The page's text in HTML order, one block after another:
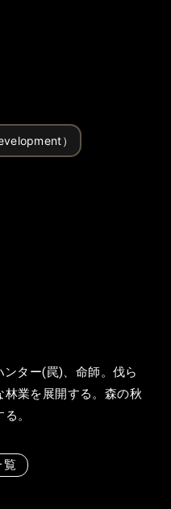
）
ター(罠)、命師。伐ら
業を展開する。森の秋
。
覧